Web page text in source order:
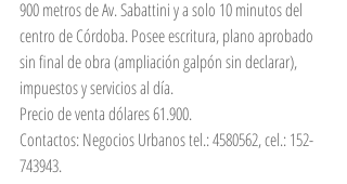
900 metros de Av. Sabattini y a solo 10 minutos del
centro de Córdoba. Posee escritura, plano aprobado
sin final de obra (ampliación galpón sin declarar),
impuestos y servicios al día.
Precio de venta dólares 61.900.
Contactos: Negocios Urbanos tel.: 4580562, cel.: 152-
743943.